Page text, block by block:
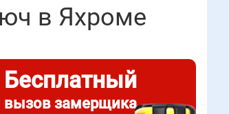
в Яхроме
Бесплатный
вызов замерщика